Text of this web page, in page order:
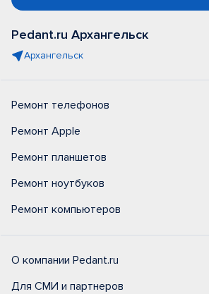
Pedant.ru Архангельск
Архангельск
Ремонт телефонов
Ремонт Apple
Ремонт планшетов
Ремонт ноутбуков
Ремонт компьютеров
О компании Pedant.ru
Для СМИ и партнеров